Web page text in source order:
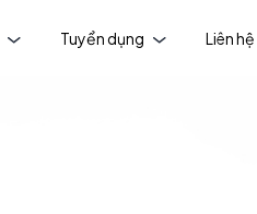
Tuyển dụng Liên hệ